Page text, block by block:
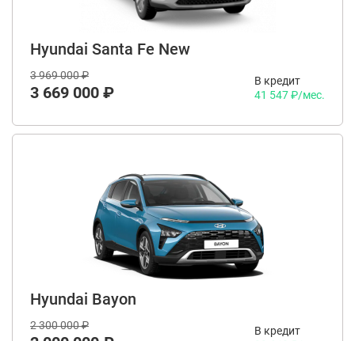
Hyundai Santa Fe New
3 969 000 ₽
3 669 000 ₽
В кредит
41 547 ₽/мес.
Hyundai Bayon
2 300 000 ₽
В кредит